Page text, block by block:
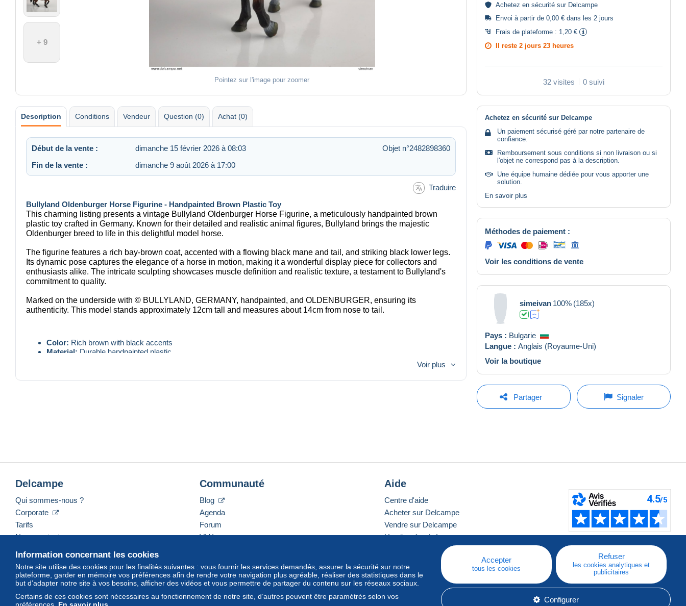
+ 9
Pointez sur l'image pour zoomer
Achetez en sécurité sur Delcampe
Envoi à partir de 0,00 € dans les 2 jours
Frais de plateforme : 1,20 €
Il reste 2 jours 23 heures
32 visites 0 suivi
Description Conditions Vendeur Question (0) Achat (0)
Début de la vente : dimanche 15 février 2026 à 08:03
Objet n°2482898360
Fin de la vente :
dimanche 9 août 2026 à 17:00
Traduire
Bullyland Oldenburger Horse Figurine - Handpainted Brown Plastic Toy
This charming listing presents a vintage Bullyland Oldenburger Horse Figurine, a meticulously handpainted brown
plastic toy crafted in Germany. Known for their detailed and realistic animal figures, Bullyland brings the majestic
Oldenburger breed to life in this delightful model horse.
The figurine features a rich bay-brown coat, accented with a flowing black mane and tail, and striking black lower legs.
Its dynamic pose captures the elegance of a horse in motion, making it a wonderful display piece for collectors and
enthusiasts alike. The intricate sculpting showcases muscle definition and realistic texture, a testament to Bullyland's
commitment to quality.
Marked on the underside with © BULLYLAND, GERMANY, handpainted, and OLDENBURGER, ensuring its
authenticity. This model stands approximately 12cm tall and measures about 14cm from nose to tail.
Color: Rich brown with black accents
Material: Durable handpainted plastic
Good pre-owned condition, with minimal signs of wear consistent with age. Please note a very minor scuff
mark on the end of the tail, as visible in the detailed photographs.
Voir plus
Achetez en sécurité sur Delcampe
Un paiement sécurisé géré par notre partenaire de
confiance.
Remboursement sous conditions si non livraison ou si
l'objet ne correspond pas à la description.
Une équipe humaine dédiée pour vous apporter une
solution.
En savoir plus
Méthodes de paiement :
Voir les conditions de vente
simeivan 100% (185x)
Pays : Bulgarie
Langue : Anglais (Royaume-Uni)
Voir la boutique
Partager Signaler
Information concernant les cookies
Notre site utilise des cookies pour les finalités suivantes : vous fournir les services demandés, assurer la sécurité sur notre
plateforme, garder en mémoire vos préférences afin de rendre votre navigation plus agréable, réaliser des statistiques dans le
but d’adapter notre site à vos besoins, afficher des vidéos et vous permettre de partager du contenu sur les réseaux sociaux.
Certains de ces cookies sont nécessaires au fonctionnement de notre site, d’autres peuvent être paramétrés selon vos
préférences. En savoir plus
Accepter
tous les cookies
Refuser
les cookies analytiques et
publicitaires
Configurer
Delcampe
Qui sommes-nous ?
Corporate
Tarifs
Nous contacter
Communauté
Blog
Agenda
Forum
Vidéos
Aide
Centre d'aide
Acheter sur Delcampe
Vendre sur Delcampe
Un site sécurisé
Français USD America/Indiana/Vevay Mode standard